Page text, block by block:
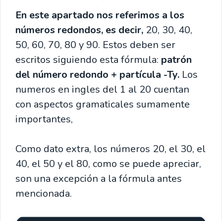
En este apartado nos referimos a los
números redondos, es decir, 20, 30, 40,
50, 60, 70, 80 y 90. Estos deben ser
escritos siguiendo esta fórmula: patrón
del número redondo + partícula -Ty. Los
numeros en ingles del 1 al 20 cuentan
con aspectos gramaticales sumamente
importantes,
Como dato extra, los números 20, el 30, el
40, el 50 y el 80, como se puede apreciar,
son una excepción a la fórmula antes
mencionada.